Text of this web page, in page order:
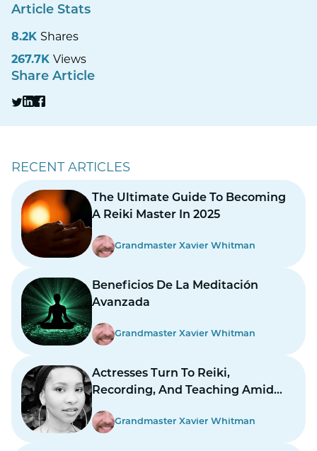
Article Stats
8.2K Shares
267.7K Views
Share Article
RECENT ARTICLES
The Ultimate Guide To Becoming
A Reiki Master In 2025
Grandmaster Xavier Whitman
Beneficios De La Meditación
Avanzada
Grandmaster Xavier Whitman
Actresses Turn To Reiki,
Recording, And Teaching Amid
Grandmaster Xavier Whitman